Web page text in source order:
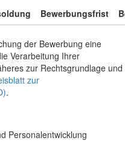
Bewerbungsfrist
der Bewerbung eine
Verarbeitung Ihrer
zur Rechtsgrundlage und
zur
.
Personalentwicklung